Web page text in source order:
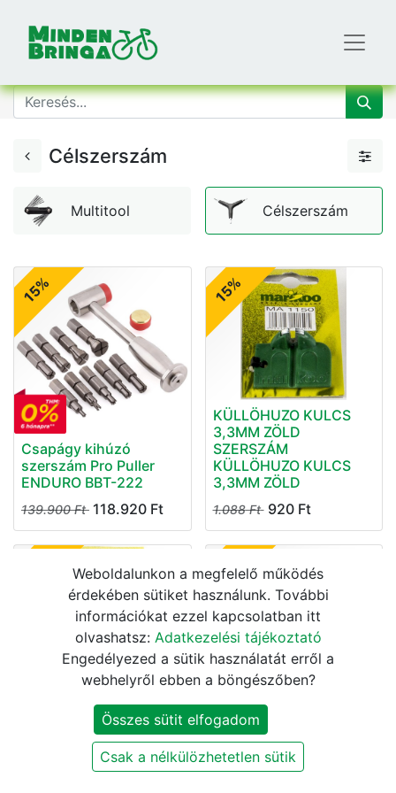
Célszerszám
Multitool Célszerszám
15%
Csapágy kihúzó
szerszám Pro Puller
ENDURO BBT-222
139.900Ft 118.920 Ft
15%
KÜLLÖHUZO KULCS
3,3MM ZÖLD
SZERSZÁM
KÜLLÖHUZO KULCS
3,3MM ZÖLD
1.088Ft 920Ft
KÜLLÖHUZO KULCS
3,22MM FEKETE
KÜLLÖHUZO KULCS
3,22MM FEKETE
15%
KÜLLÖHUZO KULCS 2-
ES KÜLLÖHÖZ
SZERSZÁM
KÜLLÖHUZO KULCS
3,45MM PIROS
Weboldalunkon a megfelelő működés
érdekében sütiket használunk. További
információkat ezzel kapcsolatban itt
olvashatsz: Adatkezelési tájékoztató
Engedélyezed a sütik használatát erről a
webhelyről ebben a böngészőben?
Összes sütit elfogadom
Csak a nélkülözhetetlen sütik